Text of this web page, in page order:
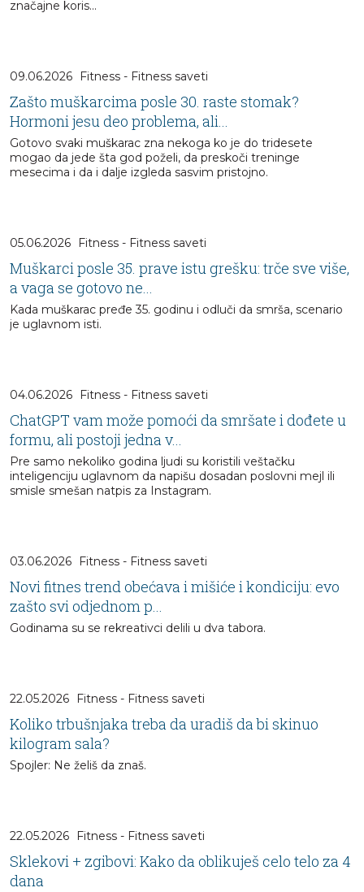
značajne koris...
09.06.2026 Fitness - Fitness saveti
Zašto muškarcima posle 30. raste stomak?
Hormoni jesu deo problema, ali...
Gotovo svaki muškarac zna nekoga ko je do tridesete
mogao da jede šta god poželi, da preskoči treninge
mesecima i da i dalje izgleda sasvim pristojno.
05.06.2026 Fitness - Fitness saveti
Muškarci posle 35. prave istu grešku: trče sve više,
a vaga se gotovo ne...
Kada muškarac pređe 35. godinu i odluči da smrša, scenario
je uglavnom isti.
04.06.2026 Fitness - Fitness saveti
ChatGPT vam može pomoći da smršate i dođete u
formu, ali postoji jedna v...
Pre samo nekoliko godina ljudi su koristili veštačku
inteligenciju uglavnom da napišu dosadan poslovni mejl ili
smisle smešan natpis za Instagram.
03.06.2026 Fitness - Fitness saveti
Novi fitnes trend obećava i mišiće i kondiciju: evo
zašto svi odjednom p...
Godinama su se rekreativci delili u dva tabora.
22.05.2026 Fitness - Fitness saveti
Koliko trbušnjaka treba da uradiš da bi skinuo
kilogram sala?
Spojler: Ne želiš da znaš.
22.05.2026 Fitness - Fitness saveti
Sklekovi + zgibovi: Kako da oblikuješ celo telo za 4
dana